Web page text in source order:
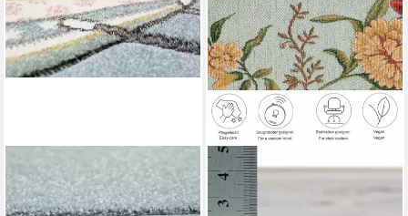
Kinderteppich Kinderteppich
Heißluftballon Tiere in pastell
THEKO
Teppich Flomi Sagrini,
rechteckig, Höhe: 4 mm,